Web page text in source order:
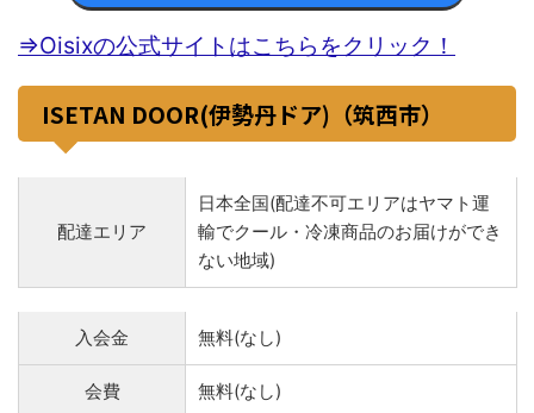
⇒Oisixの公式サイトはこちらをクリック！
ISETAN DOOR(伊勢丹ドア)（筑西市）
配達エリア
日本全国(配達不可エリアはヤマト運
輸でクール・冷凍商品のお届けができ
ない地域)
入会金 無料(なし)
会費 無料(なし)